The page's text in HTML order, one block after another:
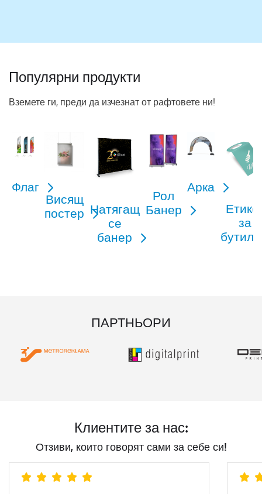
Популярни продукти
Вземете ги, преди да изчезнат от рафтовете ни!
Флаг
Висящ
постер Натягащ
се
банер
Рол
Банер
Арка
за
ПАРТНЬОРИ
Клиентите за нас:
Отзиви, които говорят сами за себе си!